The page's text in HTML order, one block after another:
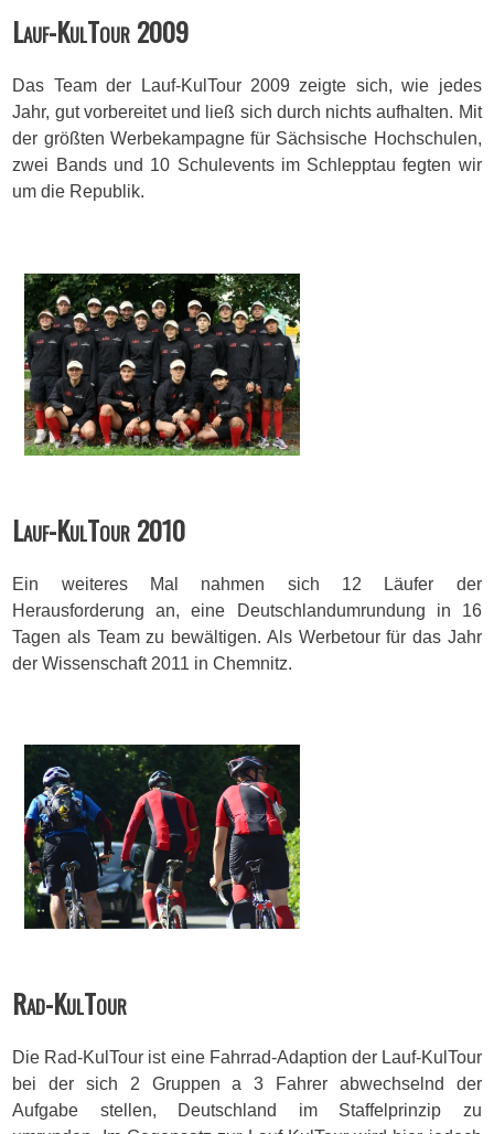
Lauf-KulTour 2009
Das Team der Lauf-KulTour 2009 zeigte sich, wie jedes
Jahr, gut vorbereitet und ließ sich durch nichts aufhalten. Mit
der größten Werbekampagne für Sächsische Hochschulen,
zwei Bands und 10 Schulevents im Schlepptau fegten wir
um die Republik.
Lauf-KulTour 2010
Ein weiteres Mal nahmen sich 12 Läufer der
Herausforderung an, eine Deutschland­umrundung in 16
Tagen als Team zu bewältigen. Als Werbetour für das Jahr
der Wissenschaft 2011 in Chemnitz.
Rad-KulTour
Die Rad-KulTour ist eine Fahrrad-Adaption der Lauf-KulTour
bei der sich 2 Gruppen a 3 Fahrer abwechselnd der
Aufgabe stellen, Deutschland im Staffelprinzip zu